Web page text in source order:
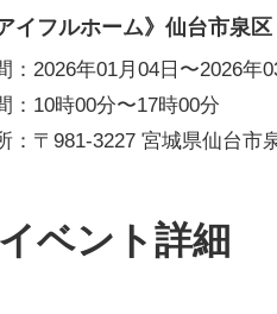
イフルホーム》仙台市泉
：2026年01月04日〜2026年
：10時00分〜17時00分
：〒981-3227 宮城県仙台市
イベント詳細